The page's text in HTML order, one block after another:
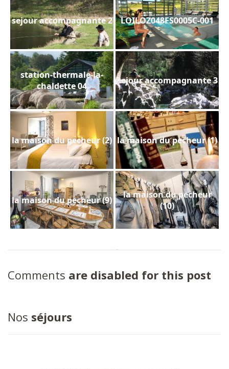
sejour accompagnante 2 LOILOZ048FS0005C-001
station-thermale-la-
chaldette 04
sejour accompagnante 3
la maison du pecheur (2) la maison du pecheur (1)
la maison du pecheur (9)
la maison du pecheur
(10)
Comments are disabled for this post
Nos séjours